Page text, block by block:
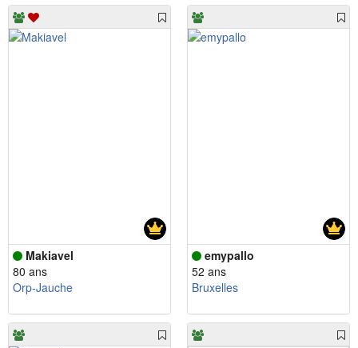
Makiavel
80 ans
Orp-Jauche
emypallo
52 ans
Bruxelles